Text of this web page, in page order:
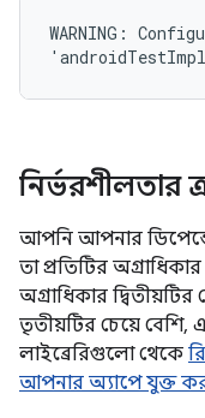
WARNING:
নির্ভরশীলতার
আপনি আপনার
তা প্রতিটির
অগ্রাধিকার দ্বিতীয়টির
তৃতীয়টির চেয়ে বেশি,
লাইব্রেরিগুলো থেকে
আপনার অ্যাপে যুক্ত